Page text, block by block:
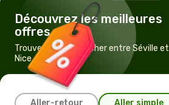
Découvrez les meilleures
offres
Trouvez un vol pas cher entre Séville et
Nice
Aller-retour Aller simple